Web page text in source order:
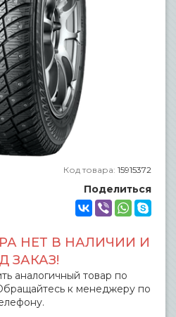
Код товара: 15915372
Поделиться
НЕТ В НАЛИЧИИ И
ЗАКАЗ!
аналогичный товар по
к менеджеру по